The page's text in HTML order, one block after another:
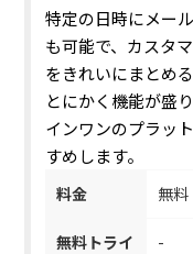
特定の日時にメー
も可能で、カスタ
をきれいにまとめ
とにかく機能が盛
インワンのプラッ
すめします。
料金 無料
無料トライ
-